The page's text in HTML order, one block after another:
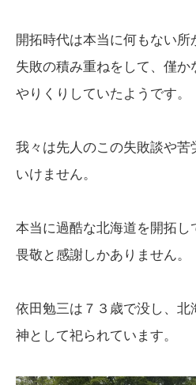
開拓時代は本当に何もない
失敗の積み重ねをして、僅
やりくりしていたようです。
我々は先人のこの失敗談や
いけません。
本当に過酷な北海道を開拓し
畏敬と感謝しかありません。
依田勉三は７３歳で没し、北
神として祀られています。